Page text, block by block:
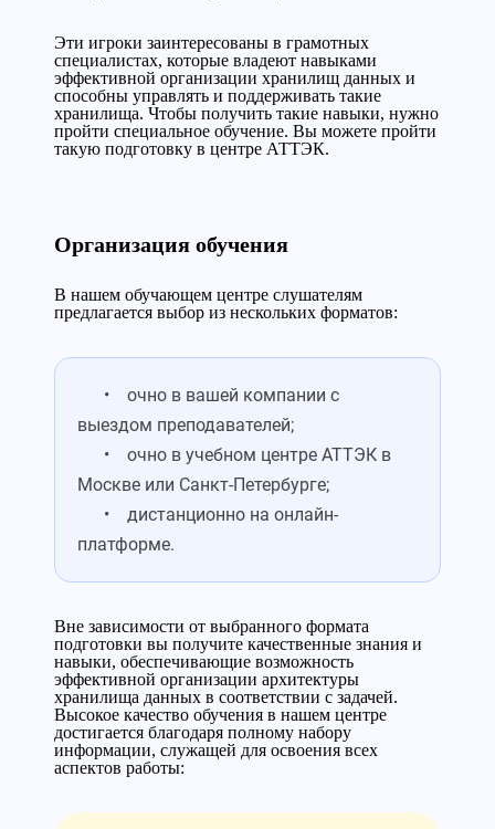
Эти игроки заинтересованы в грамотных
специалистах, которые владеют навыками
эффективной организации хранилищ данных и
способны управлять и поддерживать такие
хранилища. Чтобы получить такие навыки, нужно
пройти специальное обучение. Вы можете пройти
такую подготовку в центре АТТЭК.
Организация обучения
В нашем обучающем центре слушателям
предлагается выбор из нескольких форматов:
• очно в вашей компании с
выездом преподавателей;
• очно в учебном центре АТТЭК в
Москве или Санкт-Петербурге;
• дистанционно на онлайн-
платформе.
Вне зависимости от выбранного формата
подготовки вы получите качественные знания и
навыки, обеспечивающие возможность
эффективной организации архитектуры
хранилища данных в соответствии с задачей.
Высокое качество обучения в нашем центре
достигается благодаря полному набору
информации, служащей для освоения всех
аспектов работы: